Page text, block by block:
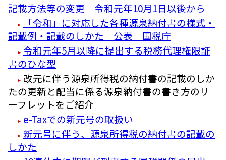
記載方法等の変更 令和元年10月1日以後から
「令和」に対応した各種源泉納付書の様式・
記載例・記載のしかた 公表 国税庁
令和元年5月以降に提出する税務代理権限証
書のひな型
改元に伴う源泉所得税の納付書の記載のしか
たの更新と配当に係る源泉納付書の書き方のリ
ーフレットをご紹介
e-Taxでの新元号の取扱い
新元号に伴う、源泉所得税の納付書の記載の
しかた